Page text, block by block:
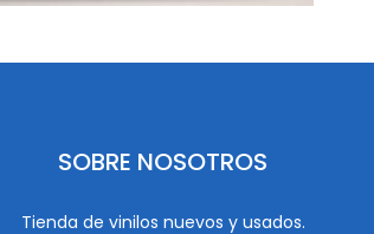
SOBRE NOSOTROS
Tienda de vinilos nuevos y usados.